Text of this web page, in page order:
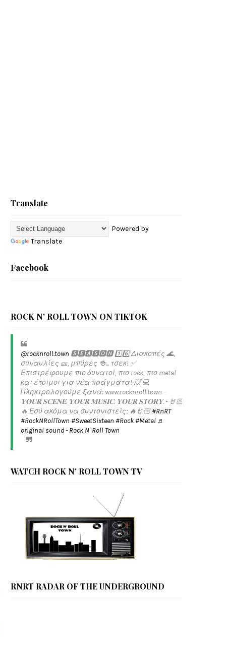
Translate
Powered by
Translate
Facebook
ROCK N' ROLL TOWN ON TIKTOK
@rocknroll.town 🆂🅴🅰🆂🅾🅽 1️⃣6️⃣ Διακοπές 🌊,
συναυλίες 🎫, μπύρες 🍻... τσεκ! ✅️
Επιστρέφουμε πιο δυνατοί, πιο rock, πιο metal
και έτοιμοι για νέα πράγματα! 💥 💻
Πληκτρολογούμε ξανά: www.rocknroll.town -
𝐘𝐎𝐔𝐑 𝐒𝐂𝐄𝐍𝐄. 𝐘𝐎𝐔𝐑 𝐌𝐔𝐒𝐈𝐂. 𝐘𝐎𝐔𝐑 𝐒𝐓𝐎𝐑𝐘. - 🤘🏻
🔥 Εσύ ακόμα να συντονιστείς; 🔥🤘🏻#RnRT
#RockNRollTown #SweetSixteen #Rock #Metal ♬
original sound - Rock N' Roll Town
WATCH ROCK N' ROLL TOWN TV
RNRT RADAR OF THE UNDERGROUND